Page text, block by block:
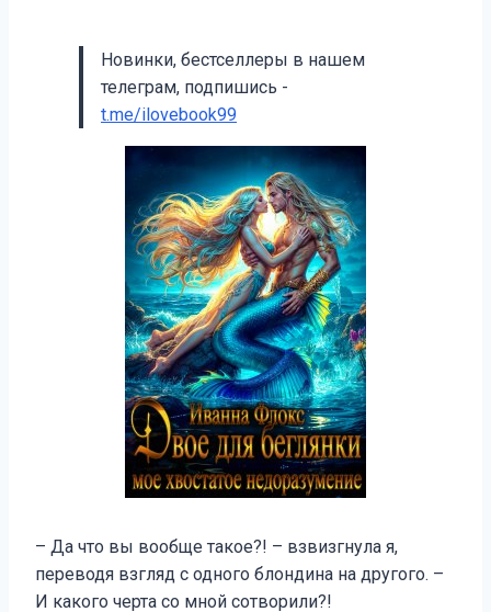
Новинки, бестселлеры в нашем
телеграм, подпишись -
t.me/ilovebook99
– Да что вы вообще такое?! – взвизгнула я,
переводя взгляд с одного блондина на другого. –
И какого черта со мной сотворили?!